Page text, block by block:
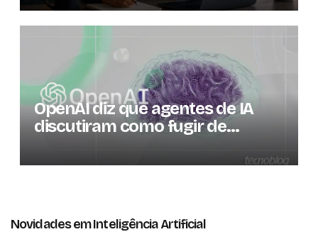
OpenAI diz que agentes de IA
discutiram como fugir de
Novidades em Inteligência Artificial